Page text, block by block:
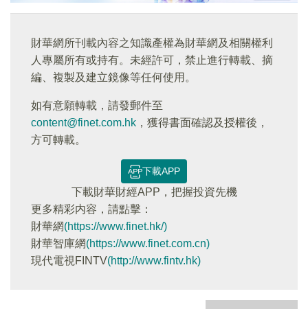
財華網所刊載內容之知識產權為財華網及相關權利
人專屬所有或持有。未經許可，禁止進行轉載、摘
編、複製及建立鏡像等任何使用。
如有意願轉載，請發郵件至
content@finet.com.hk ，獲得書面確認及授權後，
方可轉載。
下載APP
下載財華財經APP，把握投資先機
更多精彩内容，請點擊：
財華網(https://www.finet.hk/)
財華智庫網(https://www.finet.com.cn)
現代電視FINTV(http://www.fintv.hk)